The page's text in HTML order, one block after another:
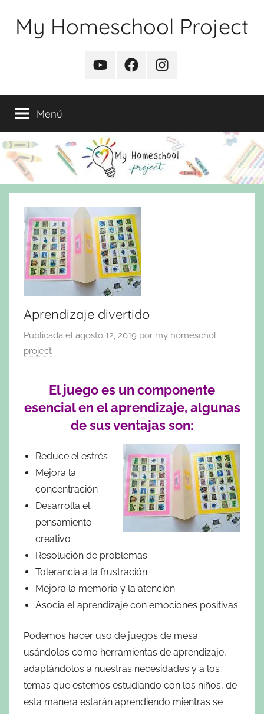
contenido
My Homeschool Project
YouTubeFacebookInstagram
Menú
Aprendizaje divertido
Publicada el agosto 12, 2019 por my homeschol
project
El juego es un componente
esencial en el aprendizaje, algunas
de sus ventajas son:
Reduce el estrés
Mejora la
concentración
Desarrolla el
pensamiento
creativo
Resolución de problemas
Tolerancia a la frustración
Mejora la memoria y la atención
Asocia el aprendizaje con emociones positivas
Podemos hacer uso de juegos de mesa
usándolos como herramientas de aprendizaje,
adaptándolos a nuestras necesidades y a los
temas que estemos estudiando con los niños, de
esta manera estarán aprendiendo mientras se